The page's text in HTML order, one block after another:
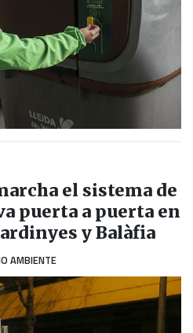
el sistema de
puerta a puerta en
y Balàfia
AMBIENTE